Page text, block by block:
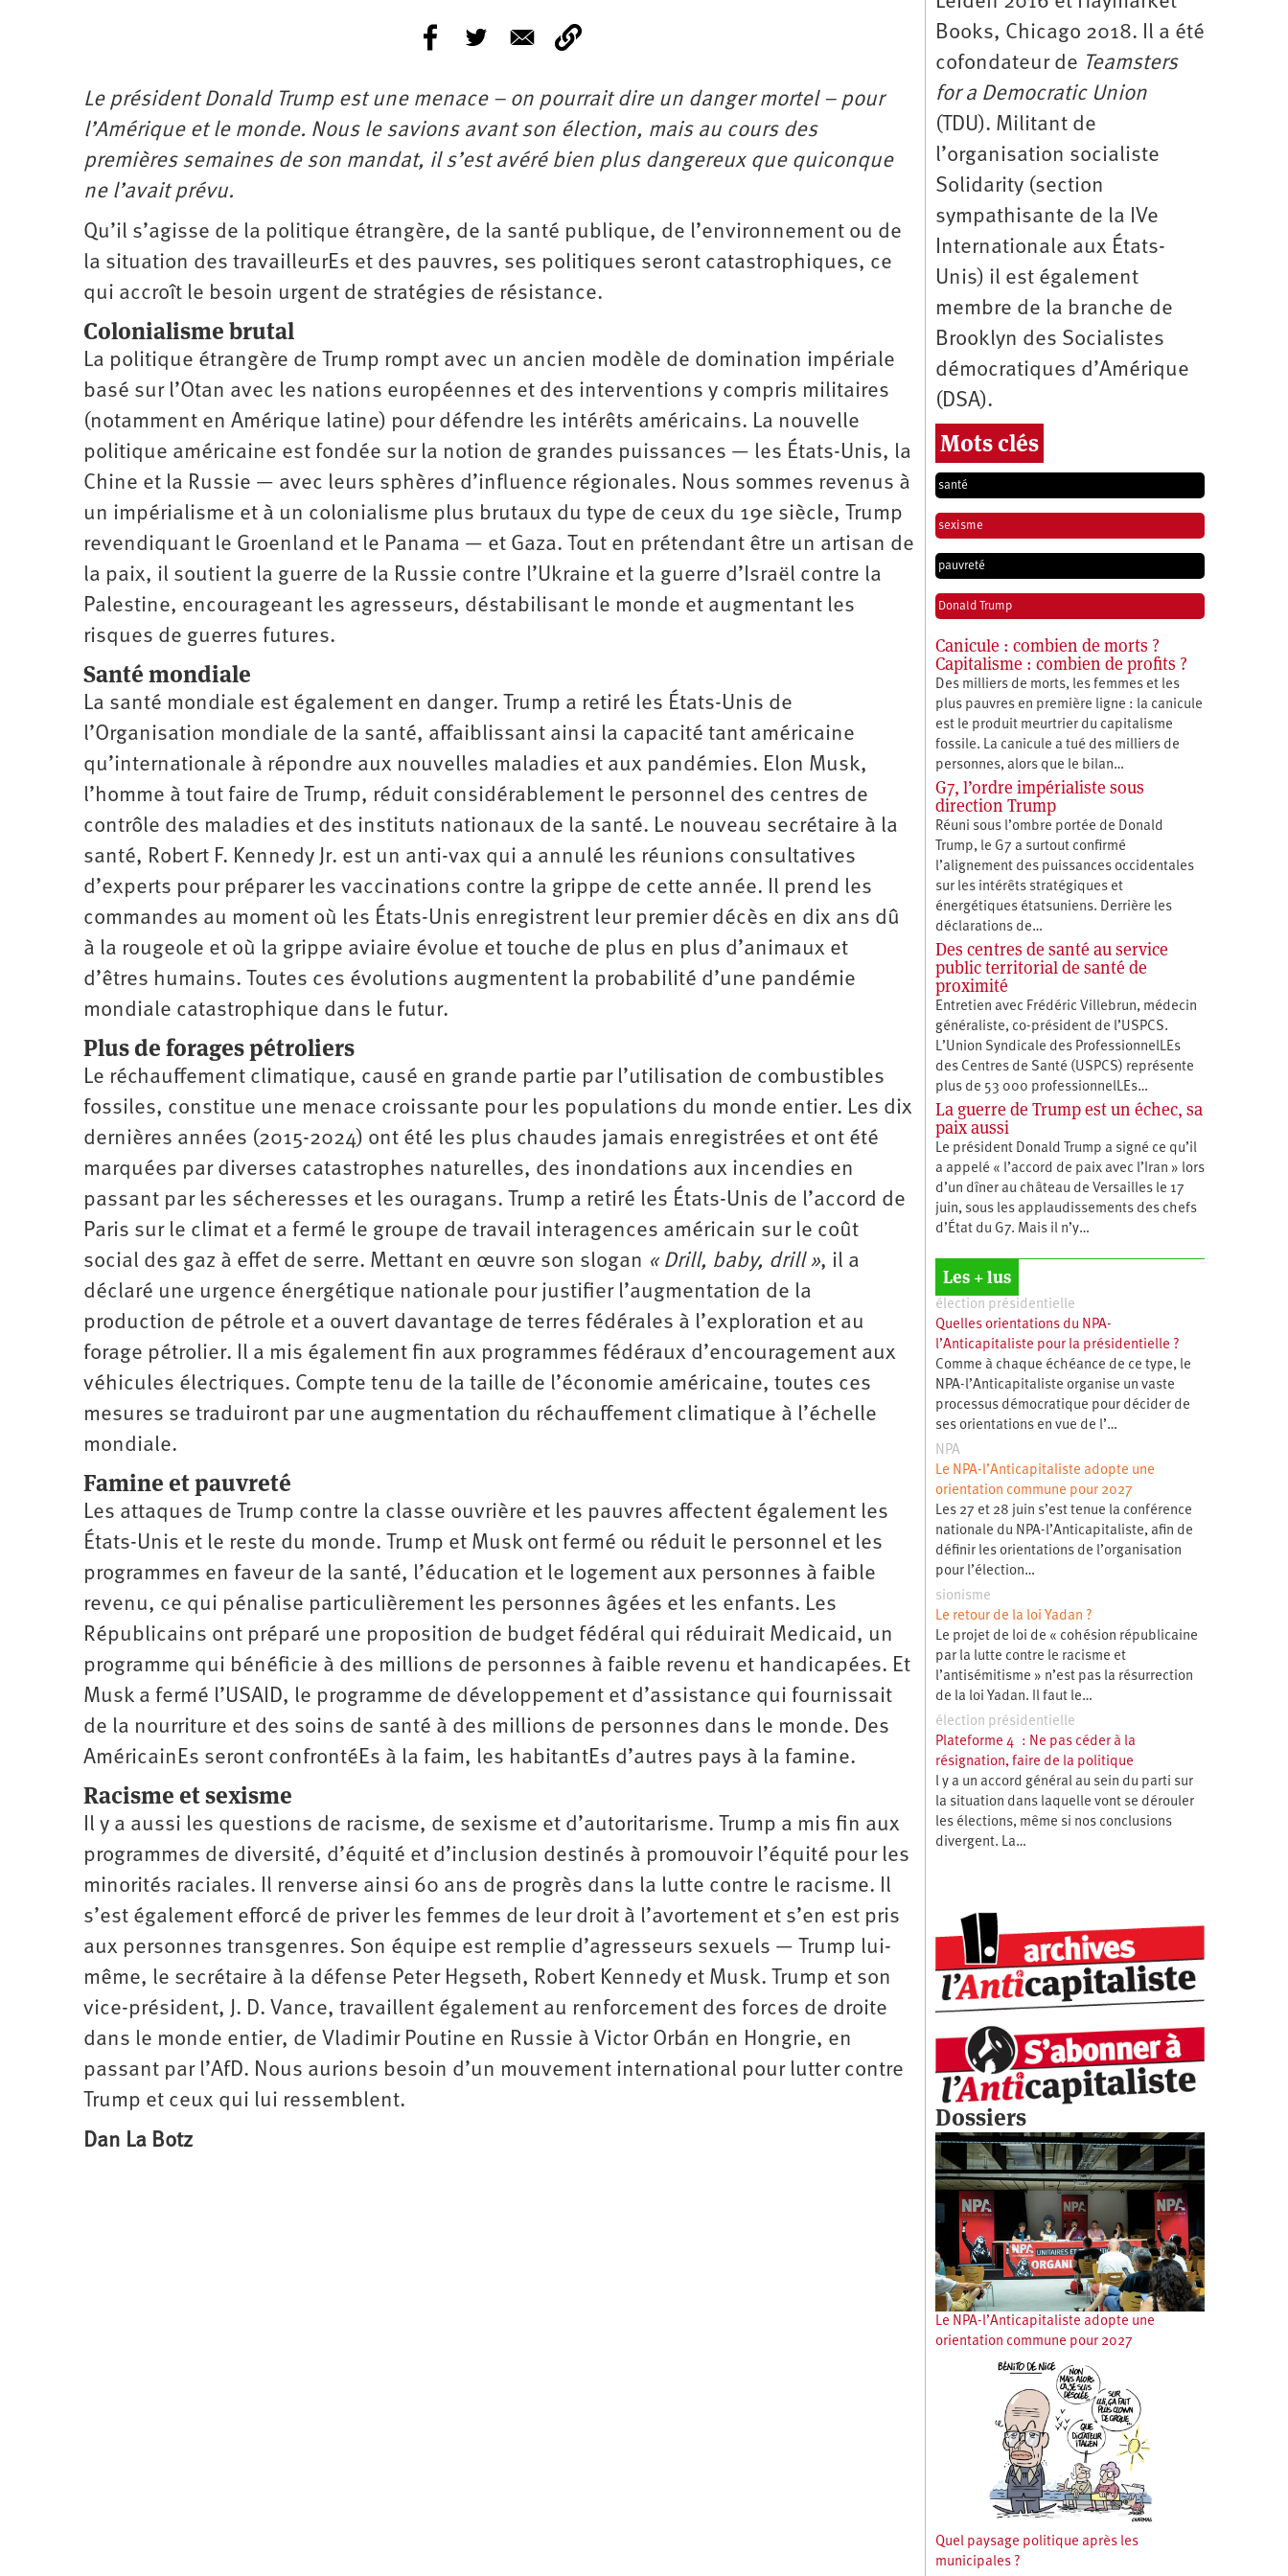
Le président Donald Trump est une menace – on pourrait dire un danger mortel – pour
l’Amérique et le monde. Nous le savions avant son élection, mais au cours des
premières semaines de son mandat, il s’est avéré bien plus dangereux que quiconque
ne l’avait prévu.
Qu’il s’agisse de la politique étrangère, de la santé publique, de l’environnement ou de
la situation des travailleurEs et des pauvres, ses politiques seront catastrophiques, ce
qui accroît le besoin urgent de stratégies de résistance.
Colonialisme brutal
La politique étrangère de Trump rompt avec un ancien modèle de domination impériale
basé sur l’Otan avec les nations européennes et des interventions y compris militaires
(notamment en Amérique latine) pour défendre les intérêts américains. La nouvelle
politique américaine est fondée sur la notion de grandes puissances — les États-Unis, la
Chine et la Russie — avec leurs sphères d’influence régionales. Nous sommes revenus à
un impérialisme et à un colonialisme plus brutaux du type de ceux du 19e siècle, Trump
revendiquant le Groenland et le Panama — et Gaza. Tout en prétendant être un artisan de
la paix, il soutient la guerre de la Russie contre l’Ukraine et la guerre d’Israël contre la
Palestine, encourageant les agresseurs, déstabilisant le monde et augmentant les
risques de guerres futures.
Santé mondiale
La santé mondiale est également en danger. Trump a retiré les États-Unis de
l’Organisation mondiale de la santé, affaiblissant ainsi la capacité tant américaine
qu’internationale à répondre aux nouvelles maladies et aux pandémies. Elon Musk,
l’homme à tout faire de Trump, réduit considérablement le personnel des centres de
contrôle des maladies et des instituts nationaux de la santé. Le nouveau secrétaire à la
santé, Robert F. Kennedy Jr. est un anti-vax qui a annulé les réunions consultatives
d’experts pour préparer les vaccinations contre la grippe de cette année. Il prend les
commandes au moment où les États-Unis enregistrent leur premier décès en dix ans dû
à la rougeole et où la grippe aviaire évolue et touche de plus en plus d’animaux et
d’êtres humains. Toutes ces évolutions augmentent la probabilité d’une pandémie
mondiale catastrophique dans le futur.
Plus de forages pétroliers
Le réchauffement climatique, causé en grande partie par l’utilisation de combustibles
fossiles, constitue une menace croissante pour les populations du monde entier. Les dix
dernières années (2015-2024) ont été les plus chaudes jamais enregistrées et ont été
marquées par diverses catastrophes naturelles, des inondations aux incendies en
passant par les sécheresses et les ouragans. Trump a retiré les États-Unis de l’accord de
Paris sur le climat et a fermé le groupe de travail interagences américain sur le coût
social des gaz à effet de serre. Mettant en œuvre son slogan « Drill, baby, drill », il a
déclaré une urgence énergétique nationale pour justifier l’augmentation de la
production de pétrole et a ouvert davantage de terres fédérales à l’exploration et au
forage pétrolier. Il a mis également fin aux programmes fédéraux d’encouragement aux
véhicules électriques. Compte tenu de la taille de l’économie américaine, toutes ces
mesures se traduiront par une augmentation du réchauffement climatique à l’échelle
mondiale.
Famine et pauvreté
Les attaques de Trump contre la classe ouvrière et les pauvres affectent également les
États-Unis et le reste du monde. Trump et Musk ont fermé ou réduit le personnel et les
programmes en faveur de la santé, l’éducation et le logement aux personnes à faible
revenu, ce qui pénalise particulièrement les personnes âgées et les enfants. Les
Républicains ont préparé une proposition de budget fédéral qui réduirait Medicaid, un
programme qui bénéficie à des millions de personnes à faible revenu et handicapées. Et
Musk a fermé l’USAID, le programme de développement et d’assistance qui fournissait
de la nourriture et des soins de santé à des millions de personnes dans le monde. Des
AméricainEs seront confrontéEs à la faim, les habitantEs d’autres pays à la famine.
Racisme et sexisme
Il y a aussi les questions de racisme, de sexisme et d’autoritarisme. Trump a mis fin aux
programmes de diversité, d’équité et d’inclusion destinés à promouvoir l’équité pour les
minorités raciales. Il renverse ainsi 60 ans de progrès dans la lutte contre le racisme. Il
s’est également efforcé de priver les femmes de leur droit à l’avortement et s’en est pris
aux personnes transgenres. Son équipe est remplie d’agresseurs sexuels — Trump lui-
même, le secrétaire à la défense Peter Hegseth, Robert Kennedy et Musk. Trump et son
vice-président, J. D. Vance, travaillent également au renforcement des forces de droite
dans le monde entier, de Vladimir Poutine en Russie à Victor Orbán en Hongrie, en
passant par l’AfD. Nous aurions besoin d’un mouvement international pour lutter contre
Trump et ceux qui lui ressemblent.
Dan La Botz
Books, Chicago 2018. Il a été
cofondateur de Teamsters
for a Democratic Union
(TDU). Militant de
l’organisation socialiste
Solidarity (section
sympathisante de la IVe
Internationale aux États-
Unis) il est également
membre de la branche de
Brooklyn des Socialistes
démocratiques d’Amérique
(DSA).
Mots clés
santé
sexisme
pauvreté
Donald Trump
Canicule : combien de morts ?
Capitalisme : combien de profits ?
Des milliers de morts, les femmes et les
plus pauvres en première ligne : la canicule
est le produit meurtrier du capitalisme
fossile. La canicule a tué des milliers de
personnes, alors que le bilan…
G7, l’ordre impérialiste sous
direction Trump
Réuni sous l’ombre portée de Donald
Trump, le G7 a surtout confirmé
l’alignement des puissances occidentales
sur les intérêts stratégiques et
énergétiques étatsuniens. Derrière les
déclarations de…
Des centres de santé au service
public territorial de santé de
proximité
Entretien avec Frédéric Villebrun, médecin
généraliste, co-président de l’USPCS.
L’Union Syndicale des ProfessionnelLEs
des Centres de Santé (USPCS) représente
plus de 53 000 professionnelLEs…
La guerre de Trump est un échec, sa
paix aussi
Le président Donald Trump a signé ce qu’il
a appelé « l’accord de paix avec l’Iran » lors
d’un dîner au château de Versailles le 17
juin, sous les applaudissements des chefs
d’État du G7. Mais il n’y…
Les + lus
élection présidentielle
Quelles orientations du NPA-
l’Anticapitaliste pour la présidentielle ?
Comme à chaque échéance de ce type, le
NPA-l’Anticapitaliste organise un vaste
processus démocratique pour décider de
ses orientations en vue de l’…
NPA
Le NPA-l’Anticapitaliste adopte une
orientation commune pour 2027
Les 27 et 28 juin s’est tenue la conférence
nationale du NPA-l’Anticapitaliste, afin de
définir les orientations de l’organisation
pour l’élection…
sionisme
Le retour de la loi Yadan ?
Le projet de loi de « cohésion républicaine
par la lutte contre le racisme et
l’antisémitisme » n’est pas la résurrection
de la loi Yadan. Il faut le…
élection présidentielle
Plateforme 4 : Ne pas céder à la
résignation, faire de la politique
l y a un accord général au sein du parti sur
la situation dans laquelle vont se dérouler
les élections, même si nos conclusions
divergent. La…
Dossiers
Le NPA-l’Anticapitaliste adopte une
orientation commune pour 2027
Quel paysage politique après les
municipales ?